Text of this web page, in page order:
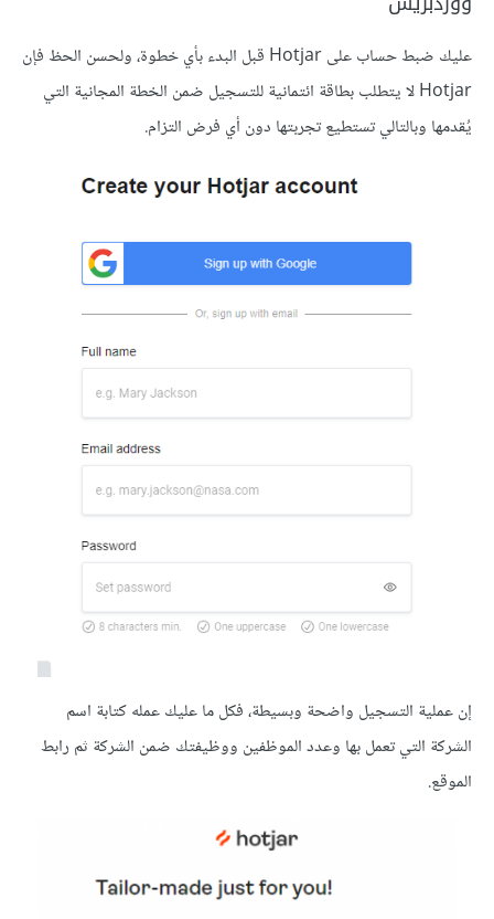
عليك ضبط حساب على Hotjar قبل البدء بأي خطوة، ولحسن الحظ فإن
Hotjar لا يتطلب بطاقة ائتمانية للتسجيل ضمن الخطة المجانية التي
يُقدمها وبالتالي تستطيع تجربتها دون أي فرض التزام.
إن عملية التسجيل واضحة وبسيطة، فكل ما عليك عمله كتابة اسم
الشركة التي تعمل بها وعدد الموظفين ووظيفتك ضمن الشركة ثم رابط
الموقع.